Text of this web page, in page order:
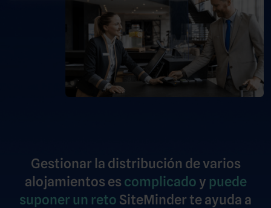
Gestionar la distribución de varios
alojamientos es complicado y puede
suponer un reto SiteMinder te ayuda a